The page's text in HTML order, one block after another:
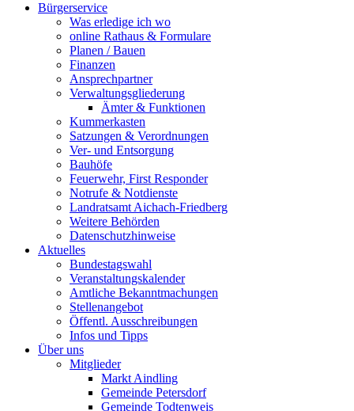
Bürgerservice
Was erledige ich wo
online Rathaus & Formulare
Planen / Bauen
Finanzen
Ansprechpartner
Verwaltungsgliederung
Ämter & Funktionen
Kummerkasten
Satzungen & Verordnungen
Ver- und Entsorgung
Bauhöfe
Feuerwehr, First Responder
Notrufe & Notdienste
Landratsamt Aichach-Friedberg
Weitere Behörden
Datenschutzhinweise
Aktuelles
Bundestagswahl
Veranstaltungskalender
Amtliche Bekanntmachungen
Stellenangebot
Öffentl. Ausschreibungen
Infos und Tipps
Über uns
Mitglieder
Markt Aindling
Gemeinde Petersdorf
Gemeinde Todtenweis